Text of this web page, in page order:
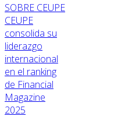
SOBRE CEUPE
CEUPE
consolida su
liderazgo
internacional
en el ranking
de Financial
Magazine
2025